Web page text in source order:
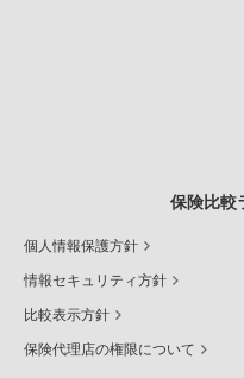
保険比較
個人情報保護方針
情報セキュリティ方針
比較表示方針
保険代理店の権限について